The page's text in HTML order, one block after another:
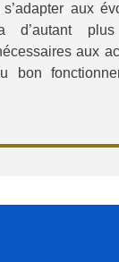
aux
d’autant
aux
bon